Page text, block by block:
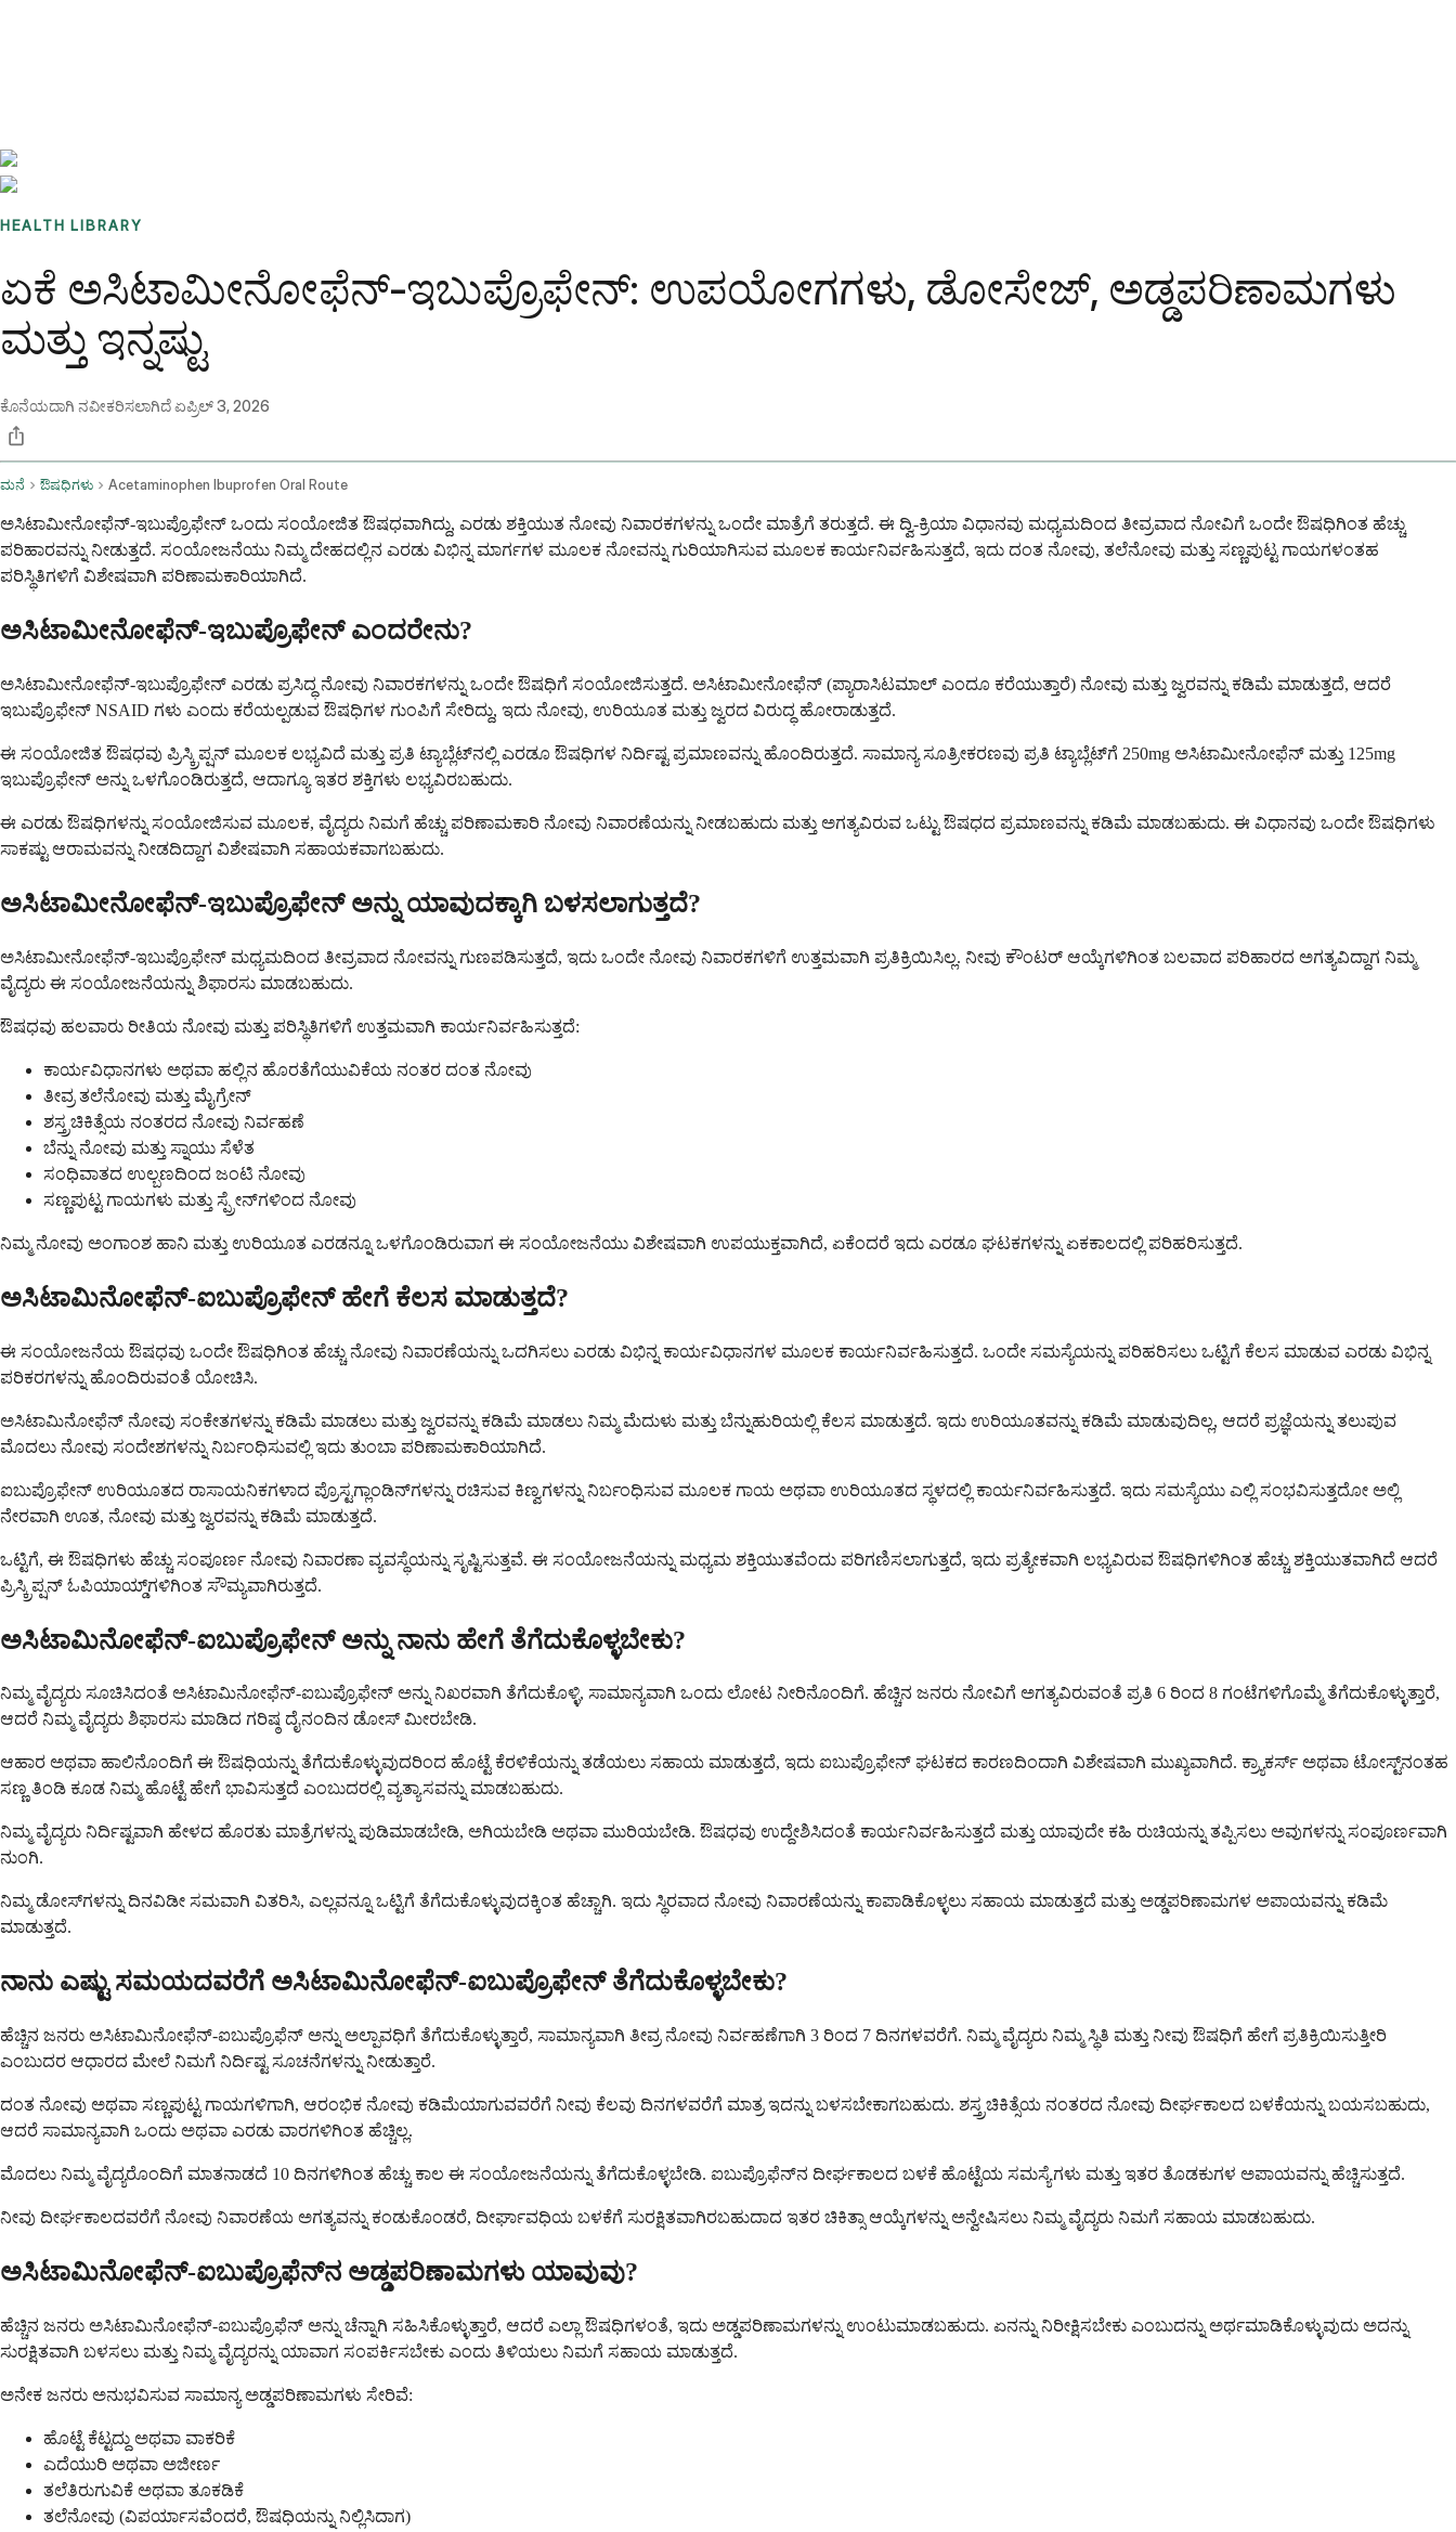
HEALTH LIBRARY
ಏಕೆ ಅಸಿಟಾಮೀನೋಫೆನ್-ಇಬುಪ್ರೊಫೇನ್: ಉಪಯೋಗಗಳು, ಡೋಸೇಜ್, ಅಡ್ಡಪರಿಣಾಮಗಳು
ಮತ್ತು ಇನ್ನಷ್ಟು
ಕೊನೆಯದಾಗಿ ನವೀಕರಿಸಲಾಗಿದೆಏಪ್ರಿಲ್ 3, 2026
ಮನೆ ಔಷಧಿಗಳು Acetaminophen Ibuprofen Oral Route
ಅಸಿಟಾಮೀನೋಫೆನ್-ಇಬುಪ್ರೊಫೇನ್ ಒಂದು ಸಂಯೋಜಿತ ಔಷಧವಾಗಿದ್ದು, ಎರಡು ಶಕ್ತಿಯುತ ನೋವು ನಿವಾರಕಗಳನ್ನು ಒಂದೇ ಮಾತ್ರೆಗೆ ತರುತ್ತದೆ. ಈ ದ್ವಿ-ಕ್ರಿಯಾ ವಿಧಾನವು ಮಧ್ಯಮದಿಂದ ತೀವ್ರವಾದ ನೋವಿಗೆ ಒಂದೇ ಔಷಧಿಗಿಂತ ಹೆಚ್ಚು
ಪರಿಹಾರವನ್ನು ನೀಡುತ್ತದೆ. ಸಂಯೋಜನೆಯು ನಿಮ್ಮ ದೇಹದಲ್ಲಿನ ಎರಡು ವಿಭಿನ್ನ ಮಾರ್ಗಗಳ ಮೂಲಕ ನೋವನ್ನು ಗುರಿಯಾಗಿಸುವ ಮೂಲಕ ಕಾರ್ಯನಿರ್ವಹಿಸುತ್ತದೆ, ಇದು ದಂತ ನೋವು, ತಲೆನೋವು ಮತ್ತು ಸಣ್ಣಪುಟ್ಟ ಗಾಯಗಳಂತಹ
ಪರಿಸ್ಥಿತಿಗಳಿಗೆ ವಿಶೇಷವಾಗಿ ಪರಿಣಾಮಕಾರಿಯಾಗಿದೆ.
ಅಸಿಟಾಮೀನೋಫೆನ್-ಇಬುಪ್ರೊಫೇನ್ ಎಂದರೇನು?
ಅಸಿಟಾಮೀನೋಫೆನ್-ಇಬುಪ್ರೊಫೇನ್ ಎರಡು ಪ್ರಸಿದ್ಧ ನೋವು ನಿವಾರಕಗಳನ್ನು ಒಂದೇ ಔಷಧಿಗೆ ಸಂಯೋಜಿಸುತ್ತದೆ. ಅಸಿಟಾಮೀನೋಫೆನ್ (ಪ್ಯಾರಾಸಿಟಮಾಲ್ ಎಂದೂ ಕರೆಯುತ್ತಾರೆ) ನೋವು ಮತ್ತು ಜ್ವರವನ್ನು ಕಡಿಮೆ ಮಾಡುತ್ತದೆ, ಆದರೆ
ಇಬುಪ್ರೊಫೇನ್ NSAID ಗಳು ಎಂದು ಕರೆಯಲ್ಪಡುವ ಔಷಧಿಗಳ ಗುಂಪಿಗೆ ಸೇರಿದ್ದು, ಇದು ನೋವು, ಉರಿಯೂತ ಮತ್ತು ಜ್ವರದ ವಿರುದ್ಧ ಹೋರಾಡುತ್ತದೆ.
ಈ ಸಂಯೋಜಿತ ಔಷಧವು ಪ್ರಿಸ್ಕ್ರಿಪ್ಷನ್ ಮೂಲಕ ಲಭ್ಯವಿದೆ ಮತ್ತು ಪ್ರತಿ ಟ್ಯಾಬ್ಲೆಟ್‌ನಲ್ಲಿ ಎರಡೂ ಔಷಧಿಗಳ ನಿರ್ದಿಷ್ಟ ಪ್ರಮಾಣವನ್ನು ಹೊಂದಿರುತ್ತದೆ. ಸಾಮಾನ್ಯ ಸೂತ್ರೀಕರಣವು ಪ್ರತಿ ಟ್ಯಾಬ್ಲೆಟ್‌ಗೆ 250mg ಅಸಿಟಾಮೀನೋಫೆನ್ ಮತ್ತು 125mg
ಇಬುಪ್ರೊಫೇನ್ ಅನ್ನು ಒಳಗೊಂಡಿರುತ್ತದೆ, ಆದಾಗ್ಯೂ ಇತರ ಶಕ್ತಿಗಳು ಲಭ್ಯವಿರಬಹುದು.
ಈ ಎರಡು ಔಷಧಿಗಳನ್ನು ಸಂಯೋಜಿಸುವ ಮೂಲಕ, ವೈದ್ಯರು ನಿಮಗೆ ಹೆಚ್ಚು ಪರಿಣಾಮಕಾರಿ ನೋವು ನಿವಾರಣೆಯನ್ನು ನೀಡಬಹುದು ಮತ್ತು ಅಗತ್ಯವಿರುವ ಒಟ್ಟು ಔಷಧದ ಪ್ರಮಾಣವನ್ನು ಕಡಿಮೆ ಮಾಡಬಹುದು. ಈ ವಿಧಾನವು ಒಂದೇ ಔಷಧಿಗಳು
ಸಾಕಷ್ಟು ಆರಾಮವನ್ನು ನೀಡದಿದ್ದಾಗ ವಿಶೇಷವಾಗಿ ಸಹಾಯಕವಾಗಬಹುದು.
ಅಸಿಟಾಮೀನೋಫೆನ್-ಇಬುಪ್ರೊಫೇನ್ ಅನ್ನು ಯಾವುದಕ್ಕಾಗಿ ಬಳಸಲಾಗುತ್ತದೆ?
ಅಸಿಟಾಮೀನೋಫೆನ್-ಇಬುಪ್ರೊಫೇನ್ ಮಧ್ಯಮದಿಂದ ತೀವ್ರವಾದ ನೋವನ್ನು ಗುಣಪಡಿಸುತ್ತದೆ, ಇದು ಒಂದೇ ನೋವು ನಿವಾರಕಗಳಿಗೆ ಉತ್ತಮವಾಗಿ ಪ್ರತಿಕ್ರಿಯಿಸಿಲ್ಲ. ನೀವು ಕೌಂಟರ್ ಆಯ್ಕೆಗಳಿಗಿಂತ ಬಲವಾದ ಪರಿಹಾರದ ಅಗತ್ಯವಿದ್ದಾಗ ನಿಮ್ಮ
ವೈದ್ಯರು ಈ ಸಂಯೋಜನೆಯನ್ನು ಶಿಫಾರಸು ಮಾಡಬಹುದು.
ಔಷಧವು ಹಲವಾರು ರೀತಿಯ ನೋವು ಮತ್ತು ಪರಿಸ್ಥಿತಿಗಳಿಗೆ ಉತ್ತಮವಾಗಿ ಕಾರ್ಯನಿರ್ವಹಿಸುತ್ತದೆ:
ಕಾರ್ಯವಿಧಾನಗಳು ಅಥವಾ ಹಲ್ಲಿನ ಹೊರತೆಗೆಯುವಿಕೆಯ ನಂತರ ದಂತ ನೋವು
ತೀವ್ರ ತಲೆನೋವು ಮತ್ತು ಮೈಗ್ರೇನ್
ಶಸ್ತ್ರಚಿಕಿತ್ಸೆಯ ನಂತರದ ನೋವು ನಿರ್ವಹಣೆ
ಬೆನ್ನು ನೋವು ಮತ್ತು ಸ್ನಾಯು ಸೆಳೆತ
ಸಂಧಿವಾತದ ಉಲ್ಬಣದಿಂದ ಜಂಟಿ ನೋವು
ಸಣ್ಣಪುಟ್ಟ ಗಾಯಗಳು ಮತ್ತು ಸ್ಪ್ರೇನ್‌ಗಳಿಂದ ನೋವು
ನಿಮ್ಮ ನೋವು ಅಂಗಾಂಶ ಹಾನಿ ಮತ್ತು ಉರಿಯೂತ ಎರಡನ್ನೂ ಒಳಗೊಂಡಿರುವಾಗ ಈ ಸಂಯೋಜನೆಯು ವಿಶೇಷವಾಗಿ ಉಪಯುಕ್ತವಾಗಿದೆ, ಏಕೆಂದರೆ ಇದು ಎರಡೂ ಘಟಕಗಳನ್ನು ಏಕಕಾಲದಲ್ಲಿ ಪರಿಹರಿಸುತ್ತದೆ.
ಅಸಿಟಾಮಿನೋಫೆನ್-ಐಬುಪ್ರೊಫೇನ್ ಹೇಗೆ ಕೆಲಸ ಮಾಡುತ್ತದೆ?
ಈ ಸಂಯೋಜನೆಯ ಔಷಧವು ಒಂದೇ ಔಷಧಿಗಿಂತ ಹೆಚ್ಚು ನೋವು ನಿವಾರಣೆಯನ್ನು ಒದಗಿಸಲು ಎರಡು ವಿಭಿನ್ನ ಕಾರ್ಯವಿಧಾನಗಳ ಮೂಲಕ ಕಾರ್ಯನಿರ್ವಹಿಸುತ್ತದೆ. ಒಂದೇ ಸಮಸ್ಯೆಯನ್ನು ಪರಿಹರಿಸಲು ಒಟ್ಟಿಗೆ ಕೆಲಸ ಮಾಡುವ ಎರಡು ವಿಭಿನ್ನ
ಪರಿಕರಗಳನ್ನು ಹೊಂದಿರುವಂತೆ ಯೋಚಿಸಿ.
ಅಸಿಟಾಮಿನೋಫೆನ್ ನೋವು ಸಂಕೇತಗಳನ್ನು ಕಡಿಮೆ ಮಾಡಲು ಮತ್ತು ಜ್ವರವನ್ನು ಕಡಿಮೆ ಮಾಡಲು ನಿಮ್ಮ ಮೆದುಳು ಮತ್ತು ಬೆನ್ನುಹುರಿಯಲ್ಲಿ ಕೆಲಸ ಮಾಡುತ್ತದೆ. ಇದು ಉರಿಯೂತವನ್ನು ಕಡಿಮೆ ಮಾಡುವುದಿಲ್ಲ, ಆದರೆ ಪ್ರಜ್ಞೆಯನ್ನು ತಲುಪುವ
ಮೊದಲು ನೋವು ಸಂದೇಶಗಳನ್ನು ನಿರ್ಬಂಧಿಸುವಲ್ಲಿ ಇದು ತುಂಬಾ ಪರಿಣಾಮಕಾರಿಯಾಗಿದೆ.
ಐಬುಪ್ರೊಫೇನ್ ಉರಿಯೂತದ ರಾಸಾಯನಿಕಗಳಾದ ಪ್ರೊಸ್ಟಗ್ಲಾಂಡಿನ್‌ಗಳನ್ನು ರಚಿಸುವ ಕಿಣ್ವಗಳನ್ನು ನಿರ್ಬಂಧಿಸುವ ಮೂಲಕ ಗಾಯ ಅಥವಾ ಉರಿಯೂತದ ಸ್ಥಳದಲ್ಲಿ ಕಾರ್ಯನಿರ್ವಹಿಸುತ್ತದೆ. ಇದು ಸಮಸ್ಯೆಯು ಎಲ್ಲಿ ಸಂಭವಿಸುತ್ತದೋ ಅಲ್ಲಿ
ನೇರವಾಗಿ ಊತ, ನೋವು ಮತ್ತು ಜ್ವರವನ್ನು ಕಡಿಮೆ ಮಾಡುತ್ತದೆ.
ಒಟ್ಟಿಗೆ, ಈ ಔಷಧಿಗಳು ಹೆಚ್ಚು ಸಂಪೂರ್ಣ ನೋವು ನಿವಾರಣಾ ವ್ಯವಸ್ಥೆಯನ್ನು ಸೃಷ್ಟಿಸುತ್ತವೆ. ಈ ಸಂಯೋಜನೆಯನ್ನು ಮಧ್ಯಮ ಶಕ್ತಿಯುತವೆಂದು ಪರಿಗಣಿಸಲಾಗುತ್ತದೆ, ಇದು ಪ್ರತ್ಯೇಕವಾಗಿ ಲಭ್ಯವಿರುವ ಔಷಧಿಗಳಿಗಿಂತ ಹೆಚ್ಚು ಶಕ್ತಿಯುತವಾಗಿದೆ ಆದರೆ
ಪ್ರಿಸ್ಕ್ರಿಪ್ಷನ್ ಓಪಿಯಾಯ್ಡ್‌ಗಳಿಗಿಂತ ಸೌಮ್ಯವಾಗಿರುತ್ತದೆ.
ಅಸಿಟಾಮಿನೋಫೆನ್-ಐಬುಪ್ರೊಫೇನ್ ಅನ್ನು ನಾನು ಹೇಗೆ ತೆಗೆದುಕೊಳ್ಳಬೇಕು?
ನಿಮ್ಮ ವೈದ್ಯರು ಸೂಚಿಸಿದಂತೆ ಅಸಿಟಾಮಿನೋಫೆನ್-ಐಬುಪ್ರೊಫೇನ್ ಅನ್ನು ನಿಖರವಾಗಿ ತೆಗೆದುಕೊಳ್ಳಿ, ಸಾಮಾನ್ಯವಾಗಿ ಒಂದು ಲೋಟ ನೀರಿನೊಂದಿಗೆ. ಹೆಚ್ಚಿನ ಜನರು ನೋವಿಗೆ ಅಗತ್ಯವಿರುವಂತೆ ಪ್ರತಿ 6 ರಿಂದ 8 ಗಂಟೆಗಳಿಗೊಮ್ಮೆ ತೆಗೆದುಕೊಳ್ಳುತ್ತಾರೆ,
ಆದರೆ ನಿಮ್ಮ ವೈದ್ಯರು ಶಿಫಾರಸು ಮಾಡಿದ ಗರಿಷ್ಠ ದೈನಂದಿನ ಡೋಸ್ ಮೀರಬೇಡಿ.
ಆಹಾರ ಅಥವಾ ಹಾಲಿನೊಂದಿಗೆ ಈ ಔಷಧಿಯನ್ನು ತೆಗೆದುಕೊಳ್ಳುವುದರಿಂದ ಹೊಟ್ಟೆ ಕೆರಳಿಕೆಯನ್ನು ತಡೆಯಲು ಸಹಾಯ ಮಾಡುತ್ತದೆ, ಇದು ಐಬುಪ್ರೊಫೇನ್ ಘಟಕದ ಕಾರಣದಿಂದಾಗಿ ವಿಶೇಷವಾಗಿ ಮುಖ್ಯವಾಗಿದೆ. ಕ್ರ್ಯಾಕರ್ಸ್ ಅಥವಾ ಟೋಸ್ಟ್‌ನಂತಹ
ಸಣ್ಣ ತಿಂಡಿ ಕೂಡ ನಿಮ್ಮ ಹೊಟ್ಟೆ ಹೇಗೆ ಭಾವಿಸುತ್ತದೆ ಎಂಬುದರಲ್ಲಿ ವ್ಯತ್ಯಾಸವನ್ನು ಮಾಡಬಹುದು.
ನಿಮ್ಮ ವೈದ್ಯರು ನಿರ್ದಿಷ್ಟವಾಗಿ ಹೇಳದ ಹೊರತು ಮಾತ್ರೆಗಳನ್ನು ಪುಡಿಮಾಡಬೇಡಿ, ಅಗಿಯಬೇಡಿ ಅಥವಾ ಮುರಿಯಬೇಡಿ. ಔಷಧವು ಉದ್ದೇಶಿಸಿದಂತೆ ಕಾರ್ಯನಿರ್ವಹಿಸುತ್ತದೆ ಮತ್ತು ಯಾವುದೇ ಕಹಿ ರುಚಿಯನ್ನು ತಪ್ಪಿಸಲು ಅವುಗಳನ್ನು ಸಂಪೂರ್ಣವಾಗಿ
ನುಂಗಿ.
ನಿಮ್ಮ ಡೋಸ್‌ಗಳನ್ನು ದಿನವಿಡೀ ಸಮವಾಗಿ ವಿತರಿಸಿ, ಎಲ್ಲವನ್ನೂ ಒಟ್ಟಿಗೆ ತೆಗೆದುಕೊಳ್ಳುವುದಕ್ಕಿಂತ ಹೆಚ್ಚಾಗಿ. ಇದು ಸ್ಥಿರವಾದ ನೋವು ನಿವಾರಣೆಯನ್ನು ಕಾಪಾಡಿಕೊಳ್ಳಲು ಸಹಾಯ ಮಾಡುತ್ತದೆ ಮತ್ತು ಅಡ್ಡಪರಿಣಾಮಗಳ ಅಪಾಯವನ್ನು ಕಡಿಮೆ
ಮಾಡುತ್ತದೆ.
ನಾನು ಎಷ್ಟು ಸಮಯದವರೆಗೆ ಅಸಿಟಾಮಿನೋಫೆನ್-ಐಬುಪ್ರೊಫೇನ್ ತೆಗೆದುಕೊಳ್ಳಬೇಕು?
ಹೆಚ್ಚಿನ ಜನರು ಅಸಿಟಾಮಿನೋಫೆನ್-ಐಬುಪ್ರೊಫೆನ್ ಅನ್ನು ಅಲ್ಪಾವಧಿಗೆ ತೆಗೆದುಕೊಳ್ಳುತ್ತಾರೆ, ಸಾಮಾನ್ಯವಾಗಿ ತೀವ್ರ ನೋವು ನಿರ್ವಹಣೆಗಾಗಿ 3 ರಿಂದ 7 ದಿನಗಳವರೆಗೆ. ನಿಮ್ಮ ವೈದ್ಯರು ನಿಮ್ಮ ಸ್ಥಿತಿ ಮತ್ತು ನೀವು ಔಷಧಿಗೆ ಹೇಗೆ ಪ್ರತಿಕ್ರಿಯಿಸುತ್ತೀರಿ
ಎಂಬುದರ ಆಧಾರದ ಮೇಲೆ ನಿಮಗೆ ನಿರ್ದಿಷ್ಟ ಸೂಚನೆಗಳನ್ನು ನೀಡುತ್ತಾರೆ.
ದಂತ ನೋವು ಅಥವಾ ಸಣ್ಣಪುಟ್ಟ ಗಾಯಗಳಿಗಾಗಿ, ಆರಂಭಿಕ ನೋವು ಕಡಿಮೆಯಾಗುವವರೆಗೆ ನೀವು ಕೆಲವು ದಿನಗಳವರೆಗೆ ಮಾತ್ರ ಇದನ್ನು ಬಳಸಬೇಕಾಗಬಹುದು. ಶಸ್ತ್ರಚಿಕಿತ್ಸೆಯ ನಂತರದ ನೋವು ದೀರ್ಘಕಾಲದ ಬಳಕೆಯನ್ನು ಬಯಸಬಹುದು,
ಆದರೆ ಸಾಮಾನ್ಯವಾಗಿ ಒಂದು ಅಥವಾ ಎರಡು ವಾರಗಳಿಗಿಂತ ಹೆಚ್ಚಿಲ್ಲ.
ಮೊದಲು ನಿಮ್ಮ ವೈದ್ಯರೊಂದಿಗೆ ಮಾತನಾಡದೆ 10 ದಿನಗಳಿಗಿಂತ ಹೆಚ್ಚು ಕಾಲ ಈ ಸಂಯೋಜನೆಯನ್ನು ತೆಗೆದುಕೊಳ್ಳಬೇಡಿ. ಐಬುಪ್ರೊಫೆನ್‌ನ ದೀರ್ಘಕಾಲದ ಬಳಕೆ ಹೊಟ್ಟೆಯ ಸಮಸ್ಯೆಗಳು ಮತ್ತು ಇತರ ತೊಡಕುಗಳ ಅಪಾಯವನ್ನು ಹೆಚ್ಚಿಸುತ್ತದೆ.
ನೀವು ದೀರ್ಘಕಾಲದವರೆಗೆ ನೋವು ನಿವಾರಣೆಯ ಅಗತ್ಯವನ್ನು ಕಂಡುಕೊಂಡರೆ, ದೀರ್ಘಾವಧಿಯ ಬಳಕೆಗೆ ಸುರಕ್ಷಿತವಾಗಿರಬಹುದಾದ ಇತರ ಚಿಕಿತ್ಸಾ ಆಯ್ಕೆಗಳನ್ನು ಅನ್ವೇಷಿಸಲು ನಿಮ್ಮ ವೈದ್ಯರು ನಿಮಗೆ ಸಹಾಯ ಮಾಡಬಹುದು.
ಅಸಿಟಾಮಿನೋಫೆನ್-ಐಬುಪ್ರೊಫೆನ್‌ನ ಅಡ್ಡಪರಿಣಾಮಗಳು ಯಾವುವು?
ಹೆಚ್ಚಿನ ಜನರು ಅಸಿಟಾಮಿನೋಫೆನ್-ಐಬುಪ್ರೊಫೆನ್ ಅನ್ನು ಚೆನ್ನಾಗಿ ಸಹಿಸಿಕೊಳ್ಳುತ್ತಾರೆ, ಆದರೆ ಎಲ್ಲಾ ಔಷಧಿಗಳಂತೆ, ಇದು ಅಡ್ಡಪರಿಣಾಮಗಳನ್ನು ಉಂಟುಮಾಡಬಹುದು. ಏನನ್ನು ನಿರೀಕ್ಷಿಸಬೇಕು ಎಂಬುದನ್ನು ಅರ್ಥಮಾಡಿಕೊಳ್ಳುವುದು ಅದನ್ನು
ಸುರಕ್ಷಿತವಾಗಿ ಬಳಸಲು ಮತ್ತು ನಿಮ್ಮ ವೈದ್ಯರನ್ನು ಯಾವಾಗ ಸಂಪರ್ಕಿಸಬೇಕು ಎಂದು ತಿಳಿಯಲು ನಿಮಗೆ ಸಹಾಯ ಮಾಡುತ್ತದೆ.
ಅನೇಕ ಜನರು ಅನುಭವಿಸುವ ಸಾಮಾನ್ಯ ಅಡ್ಡಪರಿಣಾಮಗಳು ಸೇರಿವೆ:
ಹೊಟ್ಟೆ ಕೆಟ್ಟದ್ದು ಅಥವಾ ವಾಕರಿಕೆ
ಎದೆಯುರಿ ಅಥವಾ ಅಜೀರ್ಣ
ತಲೆತಿರುಗುವಿಕೆ ಅಥವಾ ತೂಕಡಿಕೆ
ತಲೆನೋವು (ವಿಪರ್ಯಾಸವೆಂದರೆ, ಔಷಧಿಯನ್ನು ನಿಲ್ಲಿಸಿದಾಗ)